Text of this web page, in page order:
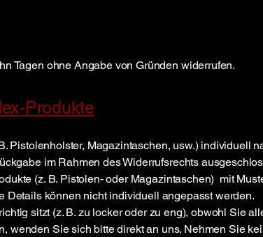
Tagen ohne Angabe von Gründen widerrufen.
Produkte
Pistolenholster, Magazintaschen, usw.) individuell
im Rahmen des Widerrufsrechts
(z. B. Pistolen- oder Magazintaschen) mit
Details können nicht individuell angepasst werden.
sitzt (z. B. zu locker oder zu eng), obwohl Sie
wenden Sie sich bitte direkt an uns. Nehmen Sie